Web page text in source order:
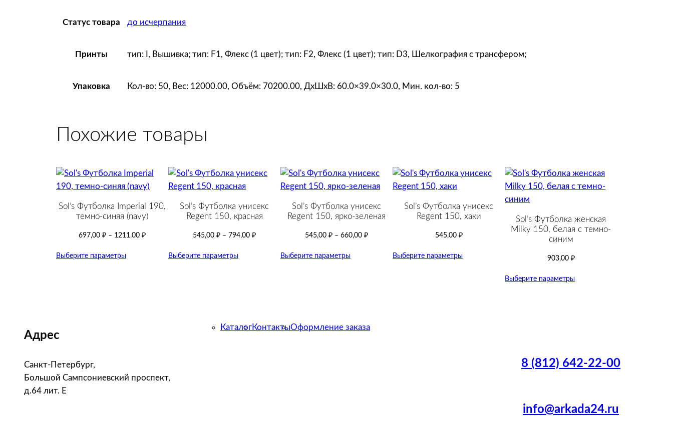
з
л
Статус товара до исчерпания
Принты тип: I, Вышивка; тип: F1, Флекс (1 цвет); тип: F2, Флекс (1 цвет); тип: D3, Шелкография с трансфером;
Упаковка Кол-во: 50, Вес: 12000.00, Объём: 70200.00, ДxШxВ: 60.0×39.0×30.0, Мин. кол-во: 5
Похожие товары
Sol’s Футболка Imperial 190,
темно-синяя (navy)
697,00 ₽ – 1211,00 ₽
Выберите параметры
Sol’s Футболка унисекс
Regent 150, красная
545,00 ₽ – 794,00 ₽
Выберите параметры
Sol’s Футболка унисекс
Regent 150, ярко-зеленая
545,00 ₽ – 660,00 ₽
Выберите параметры
Sol’s Футболка унисекс
Regent 150, хаки
545,00 ₽
Выберите параметры
Sol’s Футболка женская
Milky 150, белая с темно-
cиним
903,00 ₽
Выберите параметры
Адрес
Санкт-Петербург,
Большой Сампсониевский проспект,
д.64 лит. Е
КаталогКонтактыОформление заказа
8 (812) 642-22-00
info@arkada24.ru